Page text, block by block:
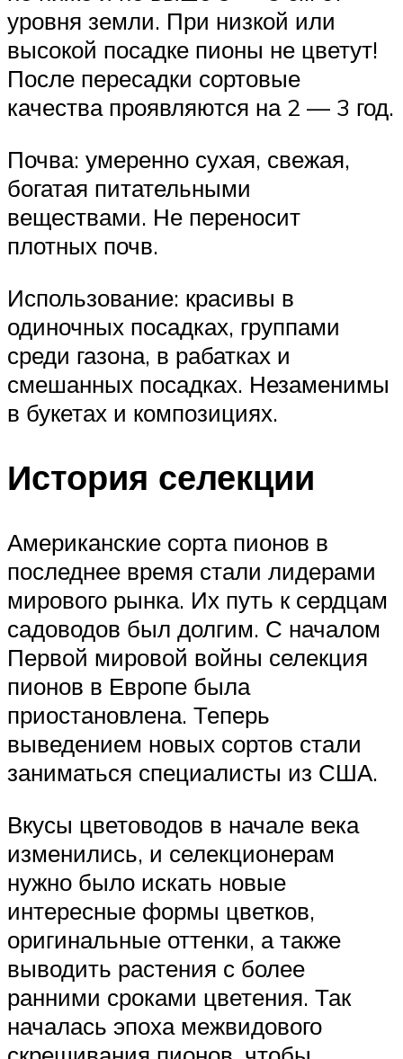
уровня земли. При низкой или
высокой посадке пионы не цветут!
После пересадки сортовые
качества проявляются на 2 — 3 год.
Почва: умеренно сухая, свежая,
богатая питательными
веществами. Не переносит
плотных почв.
Использование: красивы в
одиночных посадках, группами
среди газона, в рабатках и
смешанных посадках. Незаменимы
в букетах и композициях.
История селекции
Американские сорта пионов в
последнее время стали лидерами
мирового рынка. Их путь к сердцам
садоводов был долгим. С началом
Первой мировой войны селекция
пионов в Европе была
приостановлена. Теперь
выведением новых сортов стали
заниматься специалисты из США.
Вкусы цветоводов в начале века
изменились, и селекционерам
нужно было искать новые
интересные формы цветков,
оригинальные оттенки, а также
выводить растения с более
ранними сроками цветения. Так
началась эпоха межвидового